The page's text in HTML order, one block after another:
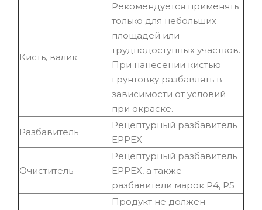
Кисть, валик
Рекомендуется применять
только для небольших
площадей или
труднодоступных участков.
При нанесении кистью
грунтовку разбавлять в
зависимости от условий
при окраске.
Разбавитель
Рецептурный разбавитель
EPPEX
Очиститель
Рецептурный разбавитель
EPPEX, а также
разбавители марок Р4, Р5
Продукт не должен